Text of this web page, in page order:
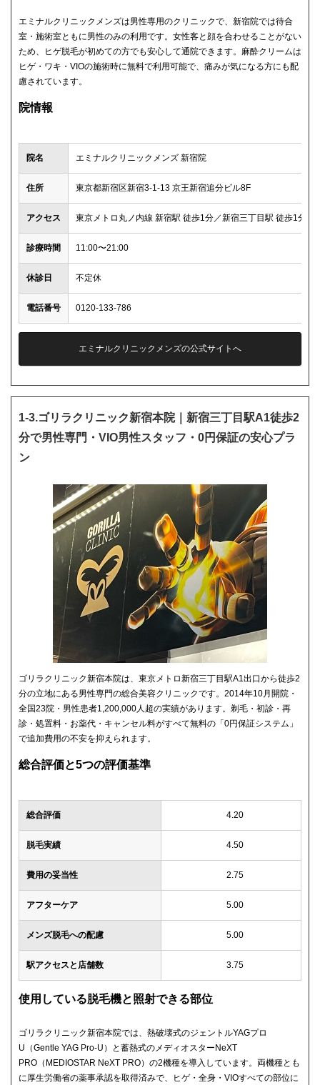
エミナルクリニックメンズは男性専用のクリニックで、新宿院では待合
室・施術室ともに男性のみの利用です。女性客と顔を合わせることがない
ため、ヒゲ脱毛が初めての方でも安心して通院できます。麻酔クリームは
ヒゲ・ワキ・VIOの施術時に無料で利用可能で、痛みが気になる方にも配
慮されています。
院情報
院名 エミナルクリニックメンズ 新宿院
住所 東京都新宿区新宿3-1-13 京王新宿追分ビル8F
アクセス 東京メトロ丸ノ内線 新宿駅 徒歩1分／新宿三丁目駅 徒歩1分
診療時間 11:00〜21:00
休診日 不定休
電話番号 0120-133-786
エミナルクリニックメンズの公式サイトへ
1-3.ゴリラクリニック新宿本院｜新宿三丁目駅A1徒歩2
分で男性専門・VIO男性スタッフ・0円保証の安心プラ
ン
ゴリラクリニック新宿本院は、東京メトロ新宿三丁目駅A1出口から徒歩2
分の立地にある男性専門の総合美容クリニックです。2014年10月開院・
全国23院・男性患者1,200,000人超の実績があります。剃毛・初診・再
診・処置料・お薬代・キャンセル料がすべて無料の「0円保証システム」
で追加費用の不安を抑えられます。
総合評価と5つの評価基準
総合評価 4.20
脱毛実績 4.50
費用の妥当性 2.75
アフターケア 5.00
メンズ脱毛への配慮 5.00
駅アクセスと店舗数 3.75
使用している脱毛機と照射できる部位
ゴリラクリニック新宿本院では、熱破壊式のジェントルYAGプロ
U（Gentle YAG Pro-U）と蓄熱式のメディオスターNeXT
PRO（MEDIOSTAR NeXT PRO）の2機種を導入しています。両機種とも
に厚生労働省の薬事承認を取得済みで、ヒゲ・全身・VIOすべての部位に